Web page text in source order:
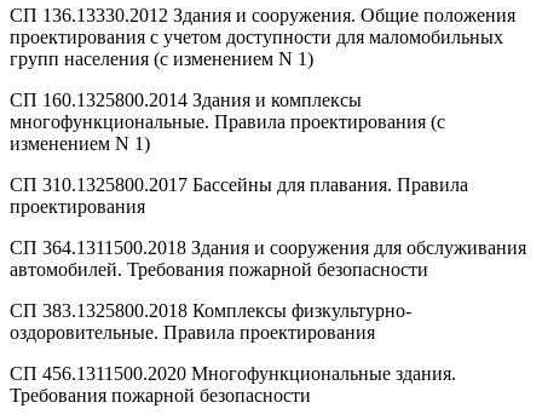
СП 136.13330.2012 Здания и сооружения. Общие положения
проектирования с учетом доступности для маломобильных
групп населения (с изменением N 1)
СП 160.1325800.2014 Здания и комплексы
многофункциональные. Правила проектирования (с
изменением N 1)
СП 310.1325800.2017 Бассейны для плавания. Правила
проектирования
СП 364.1311500.2018 Здания и сооружения для обслуживания
автомобилей. Требования пожарной безопасности
СП 383.1325800.2018 Комплексы физкультурно-
оздоровительные. Правила проектирования
СП 456.1311500.2020 Многофункциональные здания.
Требования пожарной безопасности